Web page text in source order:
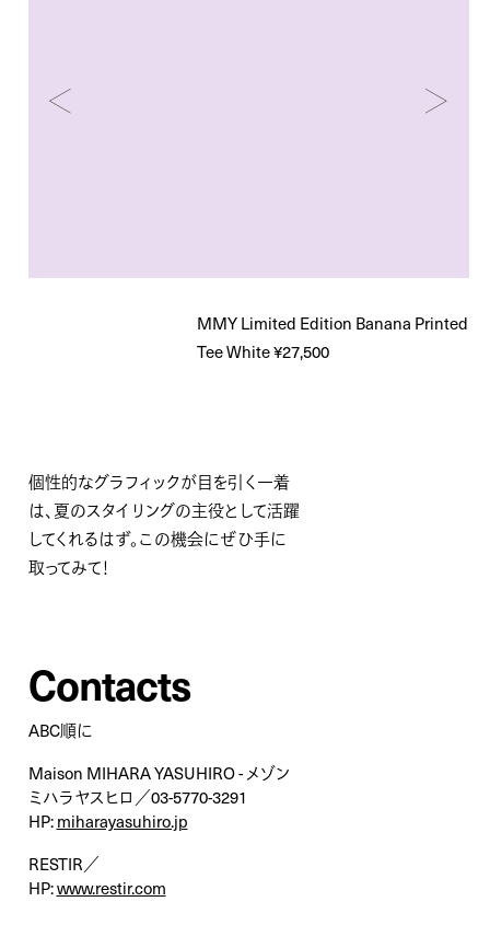
MMY Limited Edition Banana Printed
Tee White ¥27,500
個性的なグラフィックが目を引く一着
は、夏のスタイリングの主役として活躍
してくれるはず。この機会にぜひ手に
取ってみて！
Contacts
ABC順に
Maison MIHARA YASUHIRO - メゾン
ミハラヤスヒロ／03-5770-3291
HP:miharayasuhiro.jp
RESTIR／
HP:www.restir.com